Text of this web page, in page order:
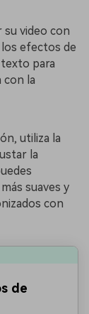
su video con
efectos de
para
con la
utiliza la
la
suaves y
con
de